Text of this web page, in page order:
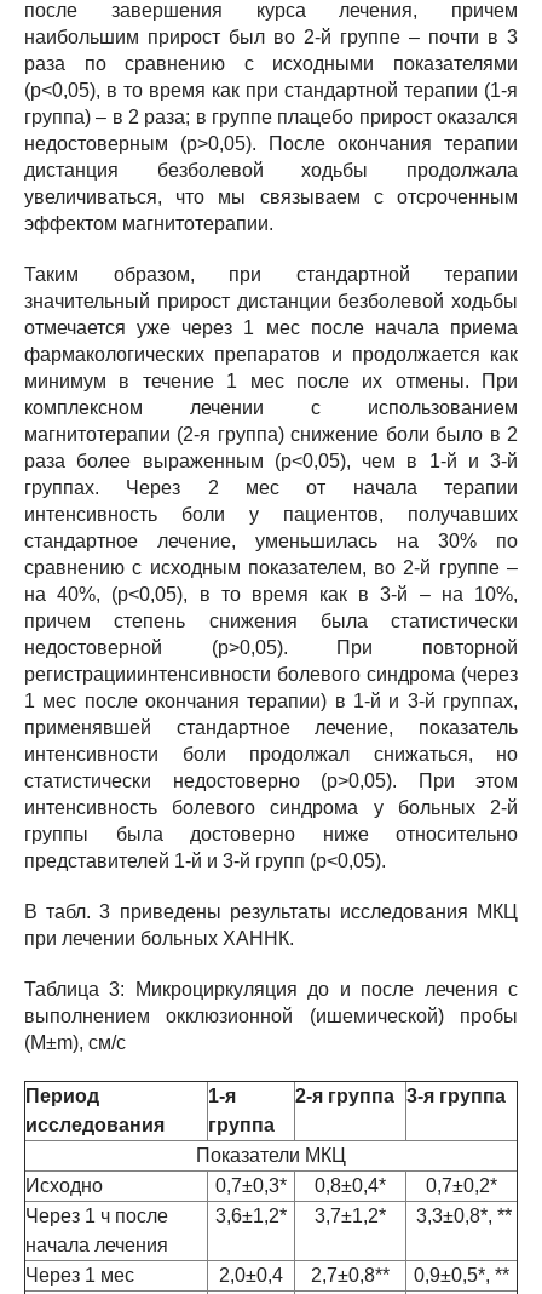
после завершения курса лечения, причем
наибольшим прирост был во 2-й группе – почти в 3
раза по сравнению с исходными показателями
(р<0,05), в то время как при стандартной терапии (1-я
группа) – в 2 раза; в группе плацебо прирост оказался
недостоверным (р>0,05). После окончания терапии
дистанция безболевой ходьбы продолжала
увеличиваться, что мы связываем с отсроченным
эффектом магнитотерапии.
Таким образом, при стандартной терапии
значительный прирост дистанции безболевой ходьбы
отмечается уже через 1 мес после начала приема
фармакологических препаратов и продолжается как
минимум в течение 1 мес после их отмены. При
комплексном лечении с использованием
магнитотерапии (2-я группа) снижение боли было в 2
раза более выраженным (р<0,05), чем в 1-й и 3-й
группах. Через 2 мес от начала терапии
интенсивность боли у пациентов, получавших
стандартное лечение, уменьшилась на 30% по
сравнению с исходным показателем, во 2-й группе –
на 40%, (р<0,05), в то время как в 3-й – на 10%,
причем степень снижения была статистически
недостоверной (р>0,05). При повторной
регистрацииинтенсивности болевого синдрома (через
1 мес после окончания терапии) в 1-й и 3-й группах,
применявшей стандартное лечение, показатель
интенсивности боли продолжал снижаться, но
статистически недостоверно (р>0,05). При этом
интенсивность болевого синдрома у больных 2-й
группы была достоверно ниже относительно
представителей 1-й и 3-й групп (р<0,05).
В табл. 3 приведены результаты исследования МКЦ
при лечении больных ХАННК.
Таблица 3: Микроциркуляция до и после лечения с
выполнением окклюзионной (ишемической) пробы
(M±m), см/с
Период
исследования
1-я
группа
2-я группа 3-я группа
Показатели МКЦ
Исходно
0,7±0,3* 0,8±0,4*
0,7±0,2*
Через 1 ч после
начала лечения
3,6±1,2* 3,7±1,2* 3,3±0,8*, **
Через 1 мес 2,0±0,4 2,7±0,8**
0,9±0,5*, **